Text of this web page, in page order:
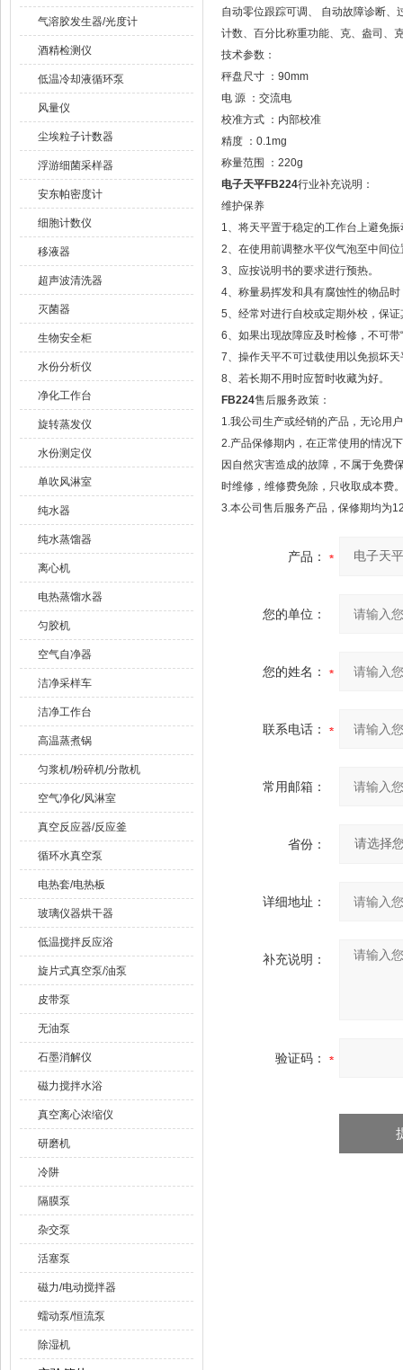
气溶胶发生器/光度计
酒精检测仪
低温冷却液循环泵
风量仪
尘埃粒子计数器
浮游细菌采样器
安东帕密度计
细胞计数仪
移液器
超声波清洗器
灭菌器
生物安全柜
水份分析仪
净化工作台
旋转蒸发仪
水份测定仪
单吹风淋室
纯水器
纯水蒸馏器
离心机
电热蒸馏水器
匀胶机
空气自净器
洁净采样车
洁净工作台
高温蒸煮锅
匀浆机/粉碎机/分散机
空气净化/风淋室
真空反应器/反应釜
循环水真空泵
电热套/电热板
玻璃仪器烘干器
低温搅拌反应浴
旋片式真空泵/油泵
皮带泵
无油泵
石墨消解仪
磁力搅拌水浴
真空离心浓缩仪
研磨机
冷阱
隔膜泵
杂交泵
活塞泵
磁力/电动搅拌器
蠕动泵/恒流泵
除湿机
自动零位跟踪可调、 自动故障诊断、
计数、百分比称重功能、克、盎司、
技术参数：
秤盘尺寸 ：90mm
电 源 ：交流电
校准方式 ：内部校准
精度 ：0.1mg
称量范围 ：220g
电子天平FB224行业补充说明：
维护保养
1、将天平置于稳定的工作台上避免
2、在使用前调整水平仪气泡至中间位
3、应按说明书的要求进行预热。
4、称量易挥发和具有腐蚀性的物品
5、经常对进行自校或定期外校，保
6、如果出现故障应及时检修，不可带
7、操作天平不可过载使用以免损坏天
8、若长期不用时应暂时收藏为好。
FB224售后服务政策：
1.我公司生产或经销的产品，无论用
2.产品保修期内，在正常使用的情况
因自然灾害造成的故障，不属于免费
时维修，维修费免除，只收取成本费
3.本公司售后服务产品，保修期均为
产品：
您的单位：
您的姓名：
联系电话：
常用邮箱：
省份：
详细地址：
补充说明：
验证码：